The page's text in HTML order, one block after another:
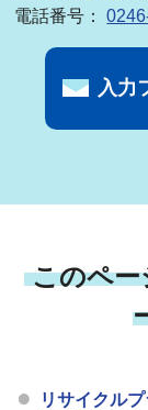
電話番号：
入力
このペ
リサイクル